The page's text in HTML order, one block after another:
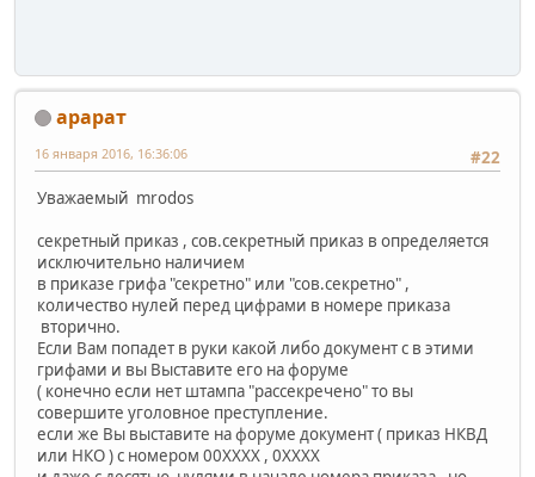
арарат
#22
16 января 2016, 16:36:06
Уважаемый mrodos
секретный приказ , сов.секретный приказ в определяется
исключительно наличием
в приказе грифа "секретно" или "сов.секретно" ,
количество нулей перед цифрами в номере приказа
вторично.
Если Вам попадет в руки какой либо документ с в этими
грифами и вы Выставите его на форуме
( конечно если нет штампа "рассекречено" то вы
совершите уголовное преступление.
если же Вы выставите на форуме документ ( приказ НКВД
или НКО ) с номером 00ХХХХ , 0ХХХХ